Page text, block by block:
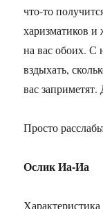
что-то
харизматиков
на вас обоих. С
вздыхать,
вас
Просто
Ослик Иа-Иа
Характеристика